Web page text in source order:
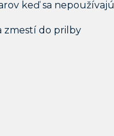
keď sa nepoužívajú
zmestí do prilby